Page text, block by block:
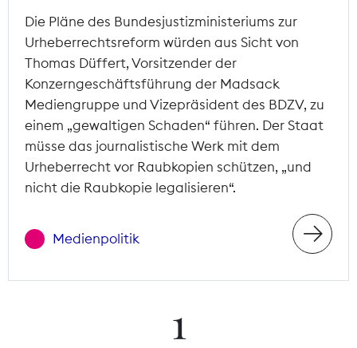
Die Pläne des Bundesjustizministeriums zur
Urheberrechtsreform würden aus Sicht von
Thomas Düffert, Vorsitzender der
Konzerngeschäftsführung der Madsack
Mediengruppe und Vizepräsident des BDZV, zu
einem „gewaltigen Schaden“ führen. Der Staat
müsse das journalistische Werk mit dem
Urheberrecht vor Raubkopien schützen, „und
nicht die Raubkopie legalisieren“.
Medienpolitik
1